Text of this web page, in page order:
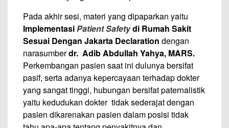
Pada akhir sesi, materi yang dipaparkan yaitu
ImplementasiPatient Safetydi Rumah Sakit
Sesuai Dengan Jakarta Declaration dengan
narasumberdr. Adib Abdullah Yahya, MARS.
Perkembangan pasien saat ini dulunya bersifat
pasif, serta adanya kepercayaan terhadap dokter
yang sangat tinggi, hubungan bersifat paternalistik
yaitu kedudukan dokter tidak sederajat dengan
pasien dikarenakan pasien dalam posisi tidak